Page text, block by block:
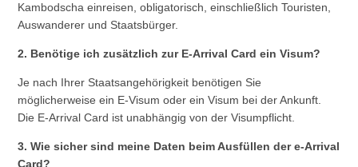
Kambodscha einreisen, obligatorisch, einschließlich Touristen,
Auswanderer und Staatsbürger.
2. Benötige ich zusätzlich zur E-Arrival Card ein Visum?
Je nach Ihrer Staatsangehörigkeit benötigen Sie
möglicherweise ein E-Visum oder ein Visum bei der Ankunft.
Die E-Arrival Card ist unabhängig von der Visumpflicht.
3. Wie sicher sind meine Daten beim Ausfüllen der e-Arrival
Card?